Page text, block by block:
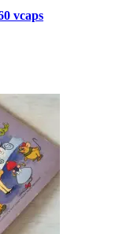
vcaps